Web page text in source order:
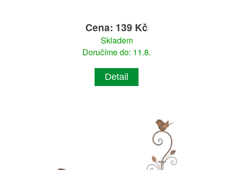
Cena: 139 Kč
Skladem
Doručíme do: 11.8.
Detail